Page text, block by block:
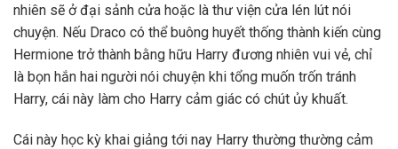
nhiên sẽ ở đại sảnh cửa hoặc là thư viện cửa lén lút nói
chuyện. Nếu Draco có thể buông huyết thống thành kiến cùng
Hermione trở thành bằng hữu Harry đương nhiên vui vẻ, chỉ
là bọn hắn hai người nói chuyện khi tổng muốn trốn tránh
Harry, cái này làm cho Harry cảm giác có chút ủy khuất.
Cái này học kỳ khai giảng tới nay Harry thường thường cảm